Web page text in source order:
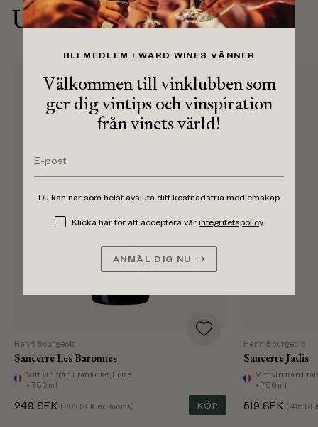
BLI MEDLEM I WARD WINES VÄNNER
Välkommen till vinklubben som
ger dig vintips och vinspiration
från vinets värld!
Du kan när som helst avsluta ditt kostnadsfria medlemskap
Klicka här för att acceptera vår integritetspolicy
ANMÄL DIG NU
Upptäck alla viner
Henri Bourgeois
Sancerre Les Baronnes
Vitt vin från Frankrike, Loire
• 750 ml
249 SEK ( 202 SEK ex. moms) KÖP
Henri Bourgeois
Sancerre Jadis
Vitt vin från
• 750 ml
519 SEK ( 415